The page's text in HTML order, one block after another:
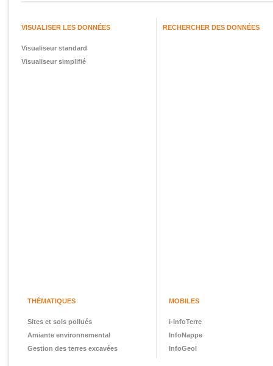
VISUALISER LES DONNÉES
Visualiseur standard
Visualiseur simplifié
RECHERCHER DES DONNÉES
THÉMATIQUES
Sites et sols pollués
Amiante environnemental
Gestion des terres excavées
MOBILES
i-InfoTerre
InfoNappe
InfoGeol